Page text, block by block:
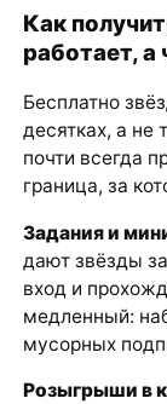
Как
работает, а
Бесплатно
десятках, а
почти всегда
граница, за
Задания и
дают звёзды
вход и
медленный:
мусорных
Розыгрыши в